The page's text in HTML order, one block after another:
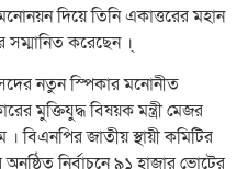
দিয়ে তিনি একাত্তরের মহান
সম্মানিত করেছেন ।্
নতুন স্পিকার মনোনীত
মুক্তিযুদ্ধ বিষয়ক মন্ত্রী মেজর
বিএনপির জাতীয় স্থায়ী কমিটির
নির্বাচনে ৯১ হাজার ভোটের